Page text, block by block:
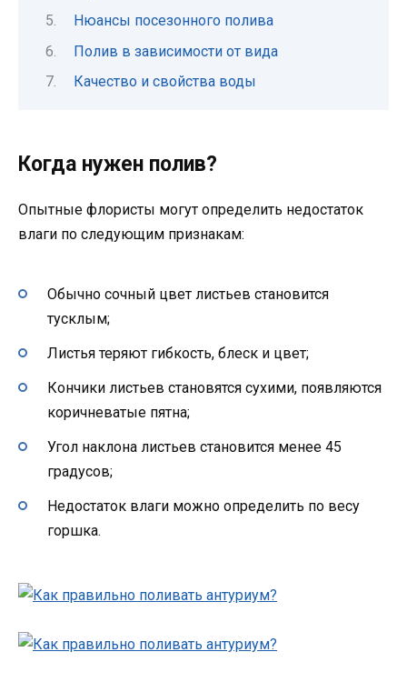
Нюансы посезонного полива
Полив в зависимости от вида
Качество и свойства воды
Когда нужен полив?
Опытные флористы могут определить недостаток
влаги по следующим признакам:
Обычно сочный цвет листьев становится
тусклым;
Листья теряют гибкость, блеск и цвет;
Кончики листьев становятся сухими, появляются
коричневатые пятна;
Угол наклона листьев становится менее 45
градусов;
Недостаток влаги можно определить по весу
горшка.